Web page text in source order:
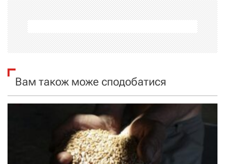
а
ц
і
я
з
Вам також може сподобатися